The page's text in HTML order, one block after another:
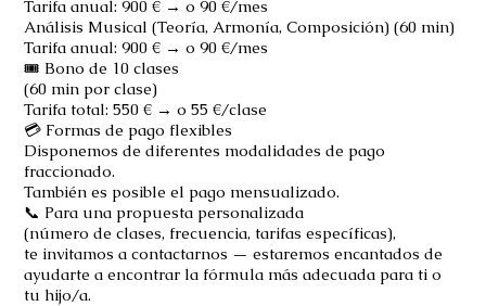
Tarifa anual: 900 € → o 90 €/mes
Análisis Musical (Teoría, Armonía, Composición) (60 min)
Tarifa anual: 900 € → o 90 €/mes
🎟️ Bono de 10 clases
(60 min por clase)
Tarifa total: 550 € → o 55 €/clase
💳 Formas de pago flexibles
Disponemos de diferentes modalidades de pago
fraccionado.
También es posible el pago mensualizado.
📞 Para una propuesta personalizada
(número de clases, frecuencia, tarifas específicas),
te invitamos a contactarnos — estaremos encantados de
ayudarte a encontrar la fórmula más adecuada para ti o
tu hijo/a.